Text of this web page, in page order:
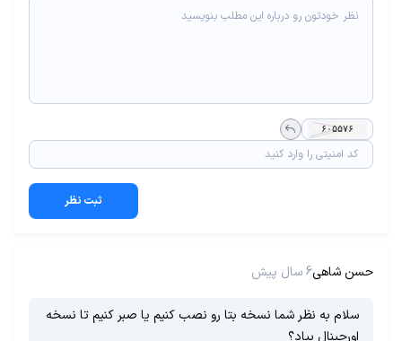
ثبت نظر
حسن شاهی6 سال پیش
سلام به نظر شما نسخه بتا رو نصب کنیم یا صبر کنیم تا نسخه
اورجینال بیاد؟